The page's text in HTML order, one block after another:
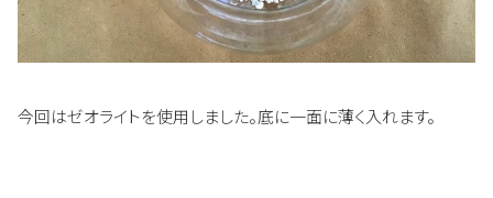
今回はゼオライトを使用しました。底に一面に薄く入れます。